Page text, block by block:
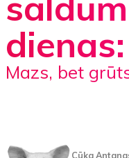
dienas:
mazs, bet
Cūka